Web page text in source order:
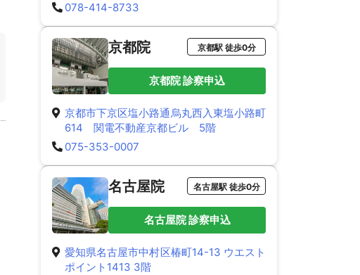
078-414-8733
京都院 京都駅 徒歩0分
京都院 診察申込
京都市下京区塩小路通烏丸西入東塩小路町
614 関電不動産京都ビル 5階
075-353-0007
名古屋院 名古屋駅 徒歩0分
名古屋院 診察申込
愛知県名古屋市中村区椿町14-13 ウエスト
ポイント1413 3階